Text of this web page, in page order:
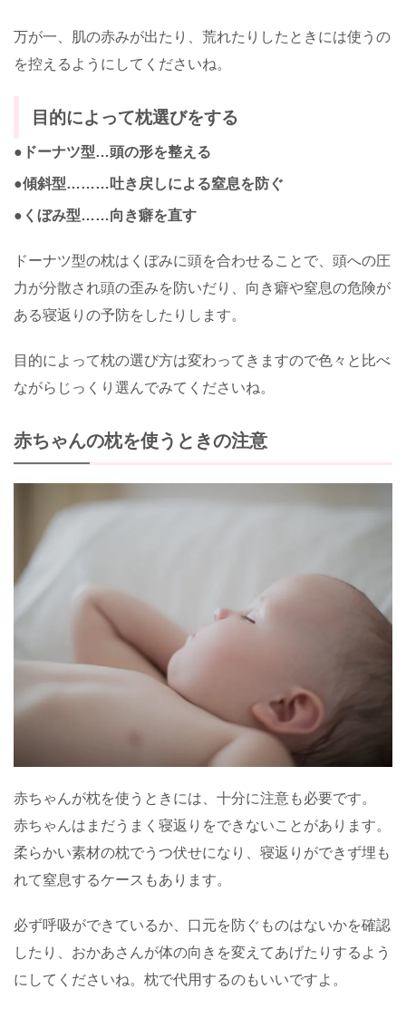
万が一、肌の赤みが出たり、荒れたりしたときには使うの
を控えるようにしてくださいね。
目的によって枕選びをする
●ドーナツ型…頭の形を整える
●傾斜型………吐き戻しによる窒息を防ぐ
●くぼみ型……向き癖を直す
ドーナツ型の枕はくぼみに頭を合わせることで、頭への圧
力が分散され頭の歪みを防いだり、向き癖や窒息の危険が
ある寝返りの予防をしたりします。
目的によって枕の選び方は変わってきますので色々と比べ
ながらじっくり選んでみてくださいね。
赤ちゃんの枕を使うときの注意
赤ちゃんが枕を使うときには、十分に注意も必要です。
赤ちゃんはまだうまく寝返りをできないことがあります。
柔らかい素材の枕でうつ伏せになり、寝返りができず埋も
れて窒息するケースもあります。
必ず呼吸ができているか、口元を防ぐものはないかを確認
したり、おかあさんが体の向きを変えてあげたりするよう
にしてくださいね。枕で代用するのもいいですよ。